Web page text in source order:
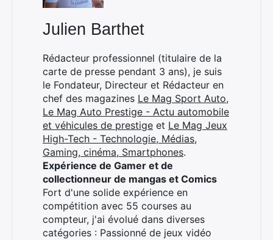
Julien Barthet
Rédacteur professionnel (titulaire de la
carte de presse pendant 3 ans), je suis
le Fondateur, Directeur et Rédacteur en
chef des magazines Le Mag Sport Auto,
Le Mag Auto Prestige - Actu automobile
et véhicules de prestige et Le Mag Jeux
High-Tech - Technologie, Médias,
Gaming, cinéma, Smartphones.
Expérience de Gamer et de
collectionneur de mangas et Comics
Fort d'une solide expérience en
compétition avec 55 courses au
compteur, j'ai évolué dans diverses
catégories : Passionné de jeux vidéo